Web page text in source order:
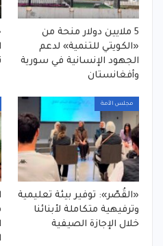
5 ملايين دولار منحة من
«الكويتي للتنمية» لدعم
الجهود الإنسانية في سورية
وأفغانستان
مجلس الأمة
«القُصّر»: توفير بيئة تعليمية
وترفيهية متكاملة لأبنائنا
خلال الإجازة الصيفية